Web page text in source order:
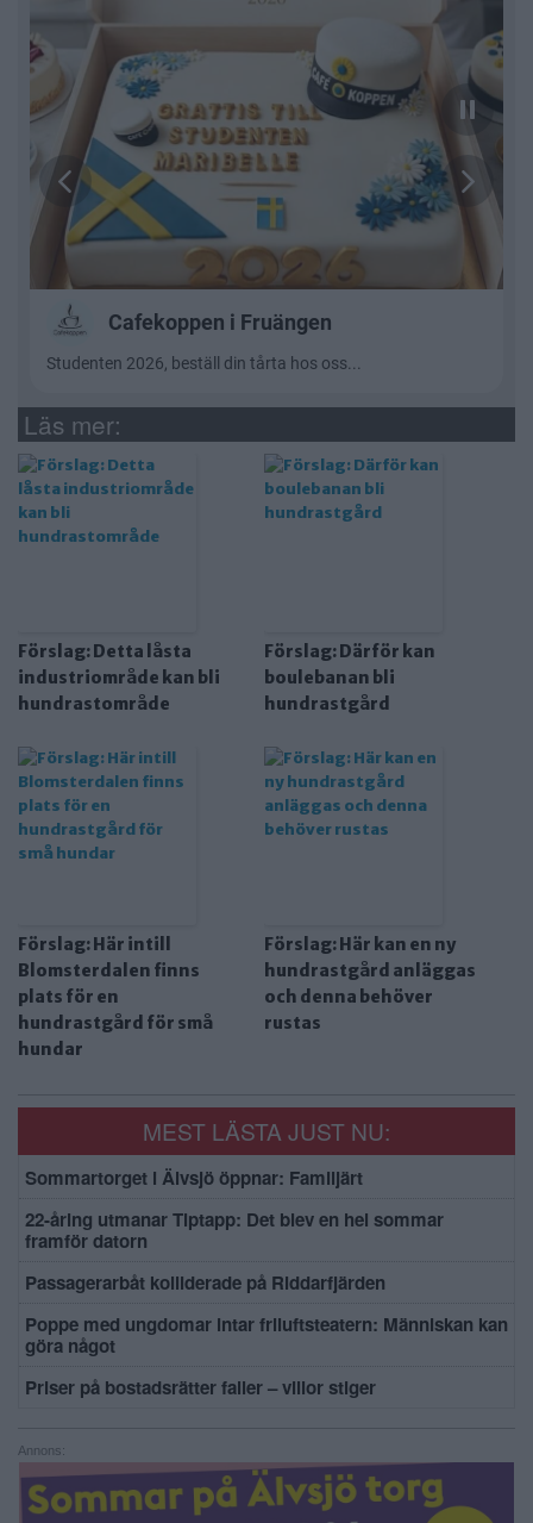
Läs mer:
Förslag: Detta låsta
industriområde kan bli
hundrastområde
Förslag: Därför kan
boulebanan bli
hundrastgård
Förslag: Här intill
Blomsterdalen finns
plats för en
hundrastgård för små
hundar
Förslag: Här kan en ny
hundrastgård anläggas
och denna behöver
rustas
MEST LÄSTA JUST NU:
Sommartorget i Älvsjö öppnar: Familjärt
22-åring utmanar Tiptapp: Det blev en hel sommar
framför datorn
Passagerarbåt kolliderade på Riddarfjärden
Poppe med ungdomar intar friluftsteatern: Människan kan
göra något
Priser på bostadsrätter faller – villor stiger
Annons: